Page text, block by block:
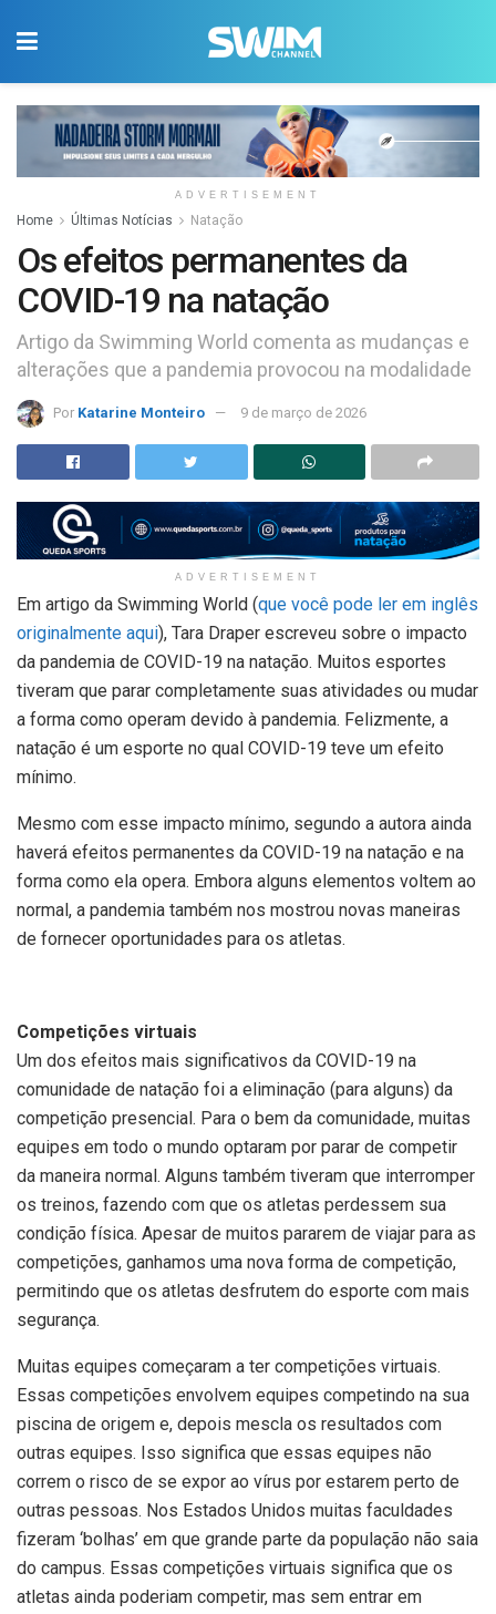
ADVERTISEMENT
Home Últimas Notícias Natação
Os efeitos permanentes da
COVID-19 na natação
Artigo da Swimming World comenta as mudanças e
alterações que a pandemia provocou na modalidade
Por Katarine Monteiro 9 de março de 2026
ADVERTISEMENT
Em artigo da Swimming World (que você pode ler em inglês
originalmente aqui), Tara Draper escreveu sobre o impacto
da pandemia de COVID-19 na natação. Muitos esportes
tiveram que parar completamente suas atividades ou mudar
a forma como operam devido à pandemia. Felizmente, a
natação é um esporte no qual COVID-19 teve um efeito
mínimo.
Mesmo com esse impacto mínimo, segundo a autora ainda
haverá efeitos permanentes da COVID-19 na natação e na
forma como ela opera. Embora alguns elementos voltem ao
normal, a pandemia também nos mostrou novas maneiras
de fornecer oportunidades para os atletas.
Competições virtuais
Um dos efeitos mais significativos da COVID-19 na
comunidade de natação foi a eliminação (para alguns) da
competição presencial. Para o bem da comunidade, muitas
equipes em todo o mundo optaram por parar de competir
da maneira normal. Alguns também tiveram que interromper
os treinos, fazendo com que os atletas perdessem sua
condição física. Apesar de muitos pararem de viajar para as
competições, ganhamos uma nova forma de competição,
permitindo que os atletas desfrutem do esporte com mais
segurança.
Muitas equipes começaram a ter competições virtuais.
Essas competições envolvem equipes competindo na sua
piscina de origem e, depois mescla os resultados com
outras equipes. Isso significa que essas equipes não
correm o risco de se expor ao vírus por estarem perto de
outras pessoas. Nos Estados Unidos muitas faculdades
fizeram ‘bolhas’ em que grande parte da população não saia
do campus. Essas competições virtuais significa que os
atletas ainda poderiam competir, mas sem entrar em